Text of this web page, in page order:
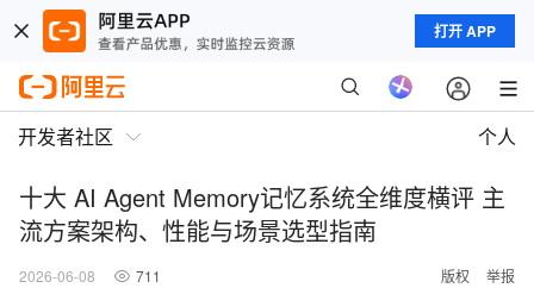
打开 APP
开发者社区 个人
十大 AI Agent Memory记忆系统全维度横评 主
流方案架构、性能与场景选型指南
2026-06-08 711 版权 举报